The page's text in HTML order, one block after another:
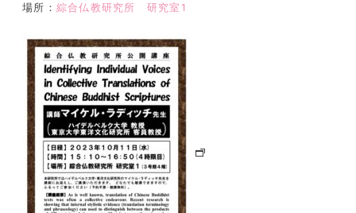
場所： 綜合仏教研究所 研究室1